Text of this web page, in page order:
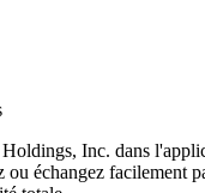
Inc. dans
échangez facilement